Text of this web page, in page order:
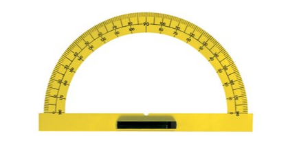
Logga in / Registrera dig
Hitta din säljare
Kontakta Lekolar